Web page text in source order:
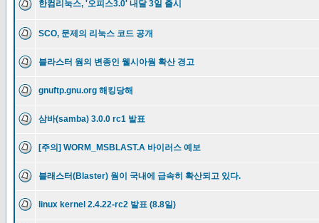
한컴리눅스, '오피스3.0' 내달 3일 출시
SCO, 문제의 리눅스 코드 공개
블라스터 웜의 변종인 웰시아웜 확산 경고
gnuftp.gnu.org 해킹당해
삼바(samba) 3.0.0 rc1 발표
[주의] WORM_MSBLAST.A 바이러스 예보
블래스터(Blaster) 웜이 국내에 급속히 확산되고 있다.
linux kernel 2.4.22-rc2 발표 (8.8일)